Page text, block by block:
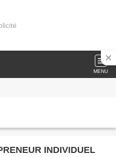
MENU
INDIVIDUEL